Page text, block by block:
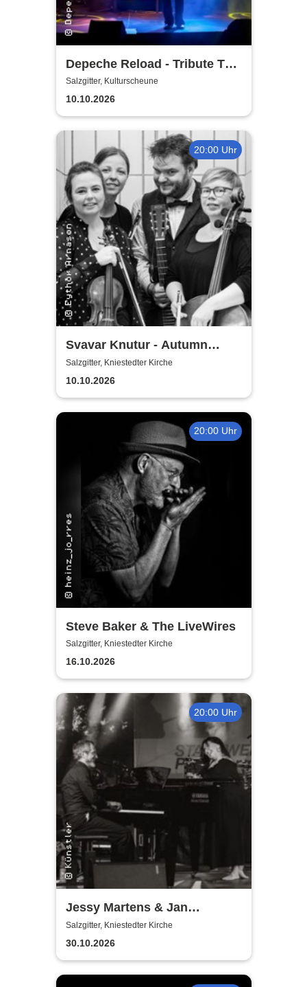
Depeche Reload - Tribute To
Depeche Mode
Salzgitter, Kulturscheune
10.10.2026
20:00 Uhr
Svavar Knutur - Autumn
String Trio Tour
Salzgitter, Kniestedter Kirche
10.10.2026
20:00 Uhr
Steve Baker & The LiveWires
Salzgitter, Kniestedter Kirche
16.10.2026
20:00 Uhr
Jessy Martens & Jan
Fischer's Blues Support
Salzgitter, Kniestedter Kirche
30.10.2026